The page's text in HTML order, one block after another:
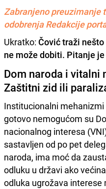
Zabranjeno preuzimanje
odobrenja Redakcije
Ukratko: Čović traži
ne može dobiti. Pitanje
Dom naroda i vitalni
Zaštitni zid ili
Institucionalni
gotovo nemogućom su
nacionalnog interesa
sastavljen od po pet
naroda, ima moć da
odluku u državi ako
odluka ugrožava interese